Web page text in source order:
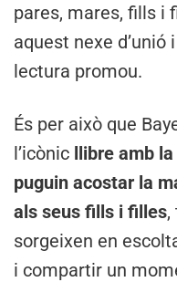
pares, mares, fills i
aquest nexe
lectura promou.
És per això que
l’icònic llibre amb
puguin acostar la
als seus fills i filles,
sorgeixen en
i compartir un